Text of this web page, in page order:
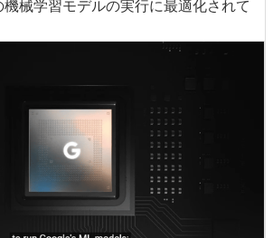
械学習モデルの実行に最適化されて